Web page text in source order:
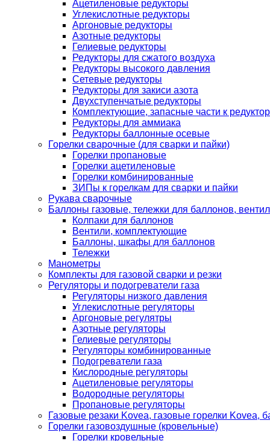
Ацетиленовые редукторы
Углекислотные редукторы
Аргоновые редукторы
Азотные редукторы
Гелиевые редукторы
Редукторы для сжатого воздуха
Редукторы высокого давления
Сетевые редукторы
Редукторы для закиси азота
Двухступенчатые редукторы
Комплектующие, запасные части к
Редукторы для аммиака
Редукторы баллонные осевые
Горелки сварочные (для сварки и пайки)
Горелки пропановые
Горелки ацетиленовые
Горелки комбинированные
ЗИПы к горелкам для сварки и пайки
Рукава сварочные
Баллоны газовые, тележки для баллонов,
Колпаки для баллонов
Вентили, комплектующие
Баллоны, шкафы для баллонов
Тележки
Манометры
Комплекты для газовой сварки и резки
Регуляторы и подогреватели газа
Регуляторы низкого давления
Углекислотные регуляторы
Аргоновые регулятры
Азотные регуляторы
Гелиевые регуляторы
Регуляторы комбинированные
Подогреватели газа
Кислородные регуляторы
Ацетиленовые регуляторы
Водородные регуляторы
Пропановые регуляторы
Газовые резаки Kovea, газовые горелки Kovea,
Горелки газовоздушные (кровельные)
Горелки кровельные